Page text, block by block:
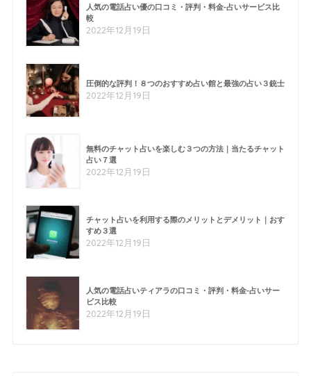
人気の電話占い優の口コミ・評判・料金-占いサービス比
較
2022年12月19日
圧倒的な評判！８つのおすすめ占い館と最強の占い３銃士
2022年12月19日
無料のチャット占いを楽しむ３つの方法｜当たるチャット
占い７選
2022年12月19日
チャット占いを利用する際のメリットとデメリット｜おす
すめ３選
2022年12月19日
人気の電話占いティアラの口コミ・評判・料金-占いサー
ビス比較
2022年12月19日